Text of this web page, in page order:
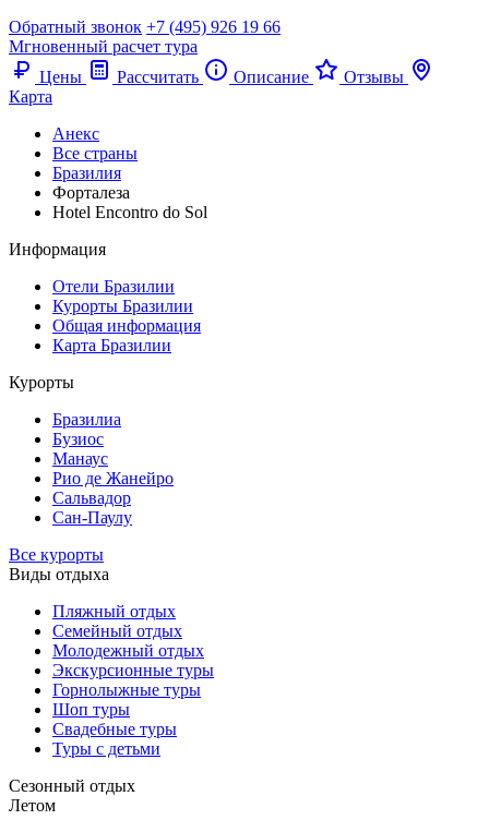
Обратный звонок +7 (495) 926 19 66
Мгновенный расчет тура
Цены
Рассчитать Описание
Отзывы
Карта
Анекс
Все страны
Бразилия
Форталеза
Hotel Encontro do Sol
Информация
Отели Бразилии
Курорты Бразилии
Общая информация
Карта Бразилии
Курорты
Бразилиа
Бузиос
Манаус
Рио де Жанейро
Сальвадор
Сан-Паулу
Все курорты
Виды отдыха
Пляжный отдых
Семейный отдых
Молодежный отдых
Экскурсионные туры
Горнолыжные туры
Шоп туры
Свадебные туры
Туры с детьми
Сезонный отдых
Летом